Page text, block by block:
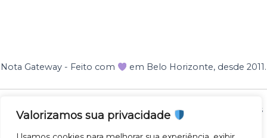
Valorizamos sua privacidade
Nota Gateway - Feito com em Belo Horizonte, desde 2011.
Nota Gateway — 2011 - 2025 © Todos os direitos reservados
NOTA GATEWAY DESENVOLVIMENTO DE SOFTWARES